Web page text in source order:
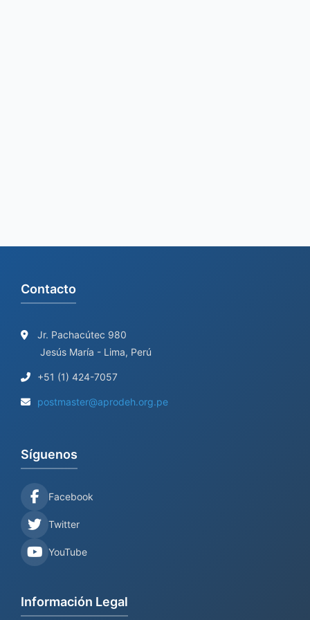
Contacto
Jr. Pachacútec 980
Jesús María - Lima, Perú
+51 (1) 424-7057
postmaster@aprodeh.org.pe
Síguenos
Facebook
Twitter
YouTube
Información Legal